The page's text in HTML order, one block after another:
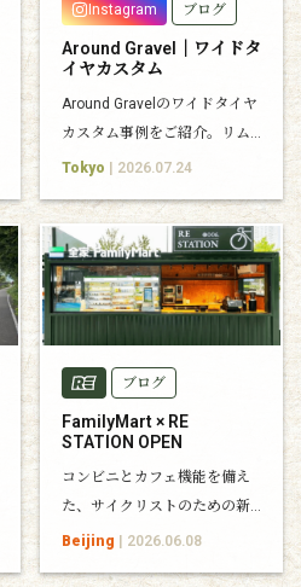
Instagram ブログ
Around Gravel｜ワイドタ
イヤカスタム
Around Gravelのワイドタイヤ
カスタム事例をご紹介。リム
幅の違いによる見た目やクリ
Tokyo | 2026.07.24
ブログ
FamilyMart × RE
STATION OPEN
コンビニとカフェ機能を備え
た、サイクリストのための新
しいコミュニティステーショ
Beijing | 2026.06.08